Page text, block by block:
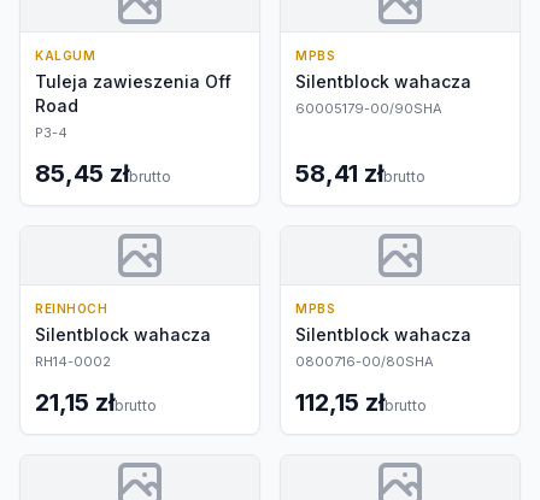
KALGUM
Tuleja zawieszenia Off
Road
P3-4
85,45 złbrutto
MPBS
Silentblock wahacza
60005179-00/90SHA
58,41 złbrutto
REINHOCH
Silentblock wahacza
RH14-0002
21,15 złbrutto
MPBS
Silentblock wahacza
0800716-00/80SHA
112,15 złbrutto